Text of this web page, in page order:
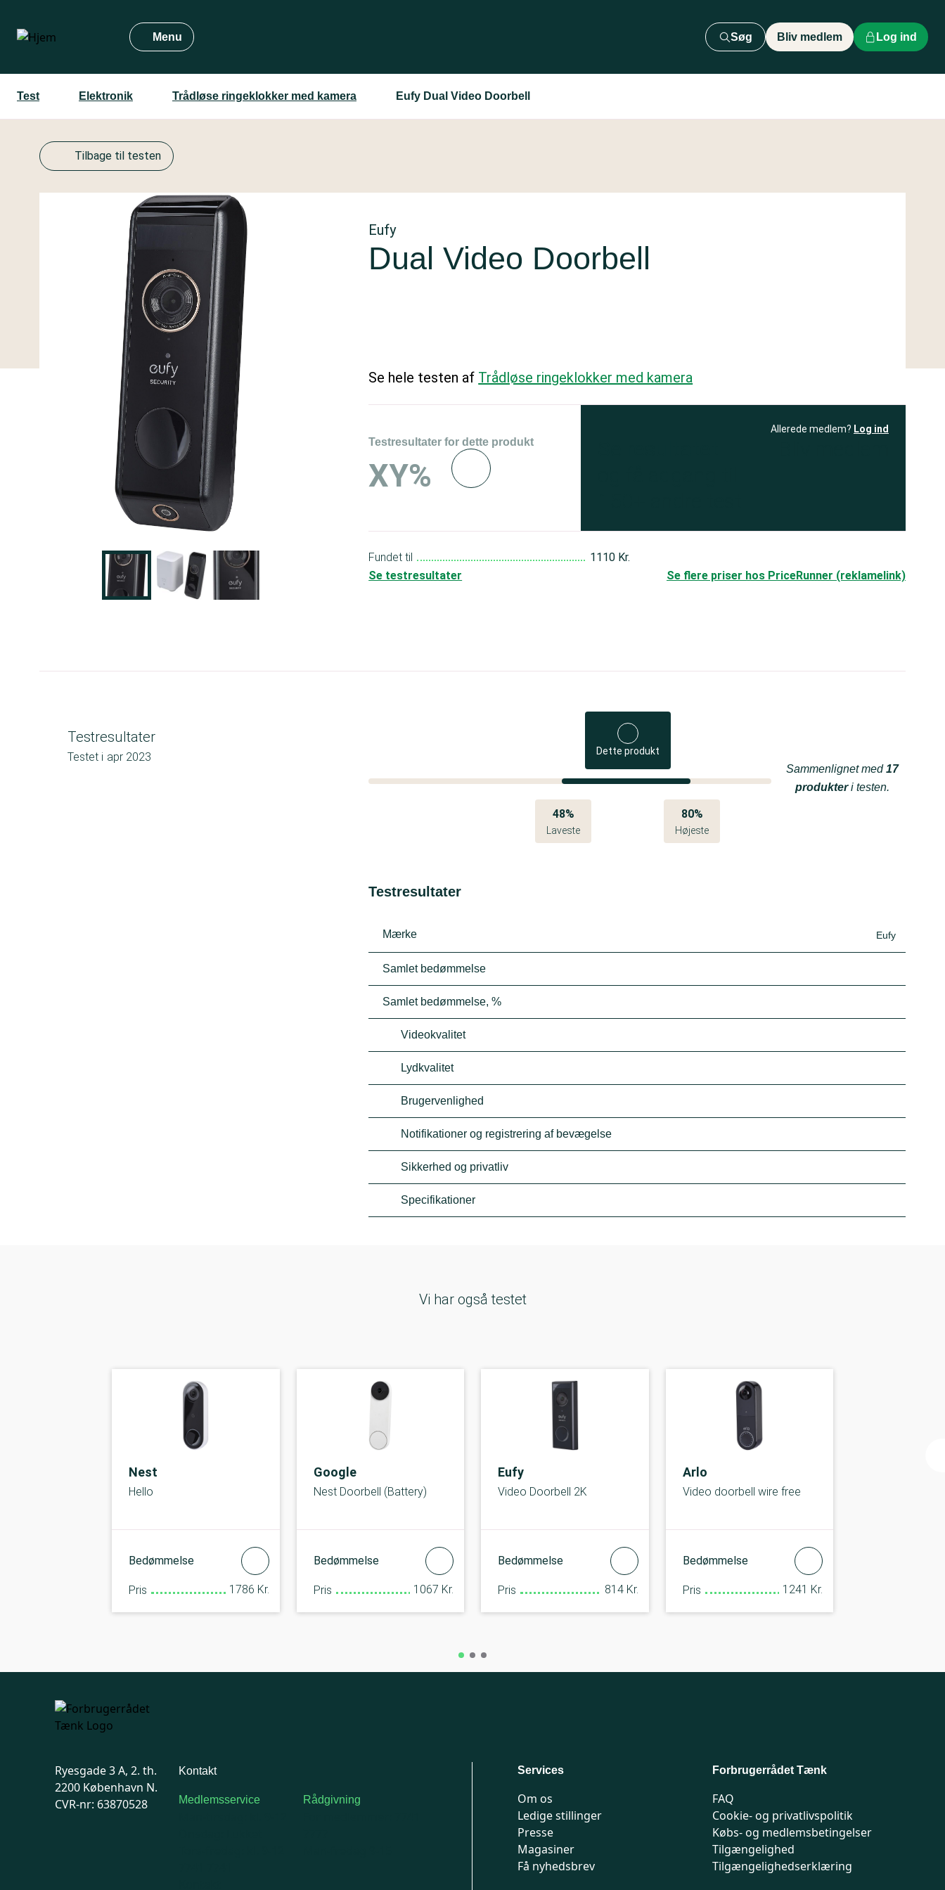
hovedindhold
Menu Søg Bliv medlem Log ind
Test Elektronik Trådløse ringeklokker med kamera Eufy Dual Video Doorbell
Tilbage til testen
Eufy
Dual Video Doorbell
Se hele testen af Trådløse ringeklokker med kamera
Testresultater for dette produkt
XY%
Allerede medlem? Log ind
Fundet til
1110 Kr.
Se flere priser hos PriceRunner (reklamelink)
Se testresultater
Testresultater
Testet i apr 2023 Dette produkt
48%
Laveste
80%
Højeste
Sammenlignet med17
produkteri testen.
Testresultater
Mærke Eufy
Samlet bedømmelse
Samlet bedømmelse, %
Videokvalitet
Lydkvalitet
Brugervenlighed
Notifikationer og registrering af bevægelse
Sikkerhed og privatliv
Specifikationer
Vi har også testet
Nest
Hello
Bedømmelse
Pris 1786 Kr.
Google
Nest Doorbell (Battery)
Bedømmelse
Pris 1067 Kr.
Eufy
Video Doorbell 2K
Bedømmelse
Pris 814 Kr.
Arlo
Video doorbell wire free
Bedømmelse
Pris 1241 Kr.
Ryesgade 3 A, 2. th.
2200 København N.
CVR-nr: 63870528
Kontakt
Medlemsservice Rådgivning
Services
Om os
Ledige stillinger
Presse
Magasiner
Få nyhedsbrev
Forbrugerrådet Tænk
FAQ
Cookie- og privatlivspolitik
Købs- og medlemsbetingelser
Tilgængelighed
Tilgængelighedserklæring